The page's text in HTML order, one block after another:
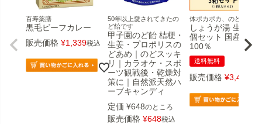
百寿薬膳
黒毛ビーフカレー
販売価格 ¥1,339税込
50年以上愛されてきたの
ど飴です
甲子園のど飴 桔梗・
生姜・プロポリスの
どあめ｜のどスッキ
リ｜カラオケ・スポ
ーツ観戦後・乾燥対
策に｜自然派天然ハ
ーブキャンディ
定価 ¥648のところ
販売価格 ¥648税込
体ポカポカ、のどスッキ
しょうが湯 生姜湯
個セット 国産原料
100％
送料無料
販売価格 ¥3,456